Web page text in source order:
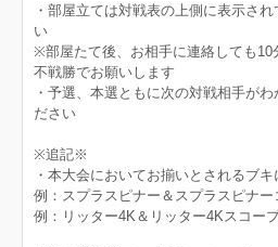
・部屋立ては対戦表の上側に表示さ
い
※部屋たて後、お相手に連絡しても10
不戦勝でお願いします
・予選、本選ともに次の対戦相手が
ださい
※追記※
・本大会においてお揃いとされるブキ
例：スプラスピナー＆スプラスピナ
例：リッター4K＆リッター4Kスコー